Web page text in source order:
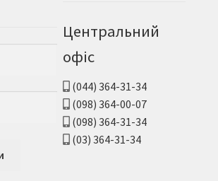
Центральний
офіс
(044) 364-31-34
(098) 364-00-07
(098) 364-31-34
(03) 364-31-34